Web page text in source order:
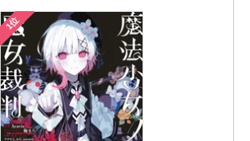
1位